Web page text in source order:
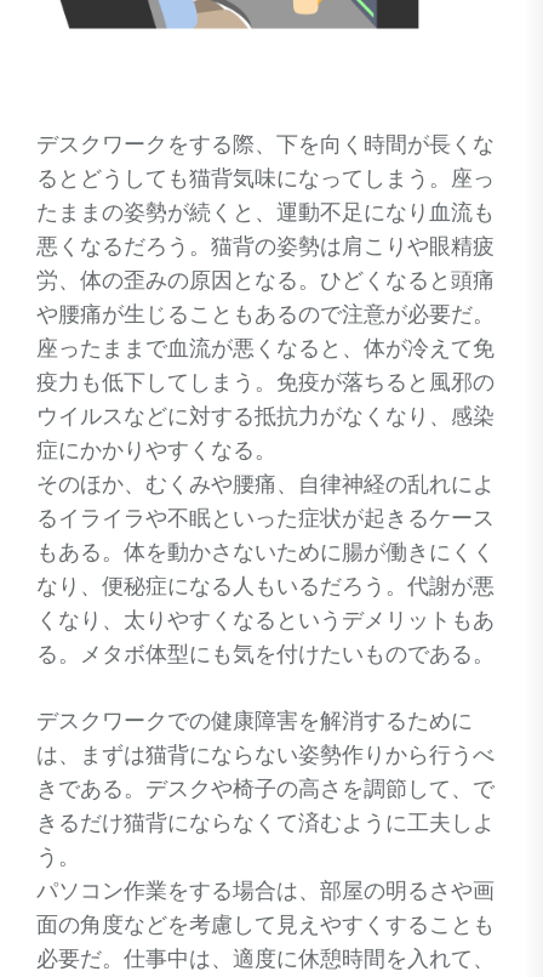
デスクワークをする際、下を向く時間が長くな
るとどうしても猫背気味になってしまう。座っ
たままの姿勢が続くと、運動不足になり血流も
悪くなるだろう。猫背の姿勢は肩こりや眼精疲
労、体の歪みの原因となる。ひどくなると頭痛
や腰痛が生じることもあるので注意が必要だ。
座ったままで血流が悪くなると、体が冷えて免
疫力も低下してしまう。免疫が落ちると風邪の
ウイルスなどに対する抵抗力がなくなり、感染
症にかかりやすくなる。
そのほか、むくみや腰痛、自律神経の乱れによ
るイライラや不眠といった症状が起きるケース
もある。体を動かさないために腸が働きにくく
なり、便秘症になる人もいるだろう。代謝が悪
くなり、太りやすくなるというデメリットもあ
る。メタボ体型にも気を付けたいものである。
デスクワークでの健康障害を解消するために
は、まずは猫背にならない姿勢作りから行うべ
きである。デスクや椅子の高さを調節して、で
きるだけ猫背にならなくて済むように工夫しよ
う。
パソコン作業をする場合は、部屋の明るさや画
面の角度などを考慮して見えやすくすることも
必要だ。仕事中は、適度に休憩時間を入れて、